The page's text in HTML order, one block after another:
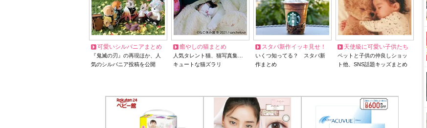
可愛いシルバニアまとめ
『鬼滅の刃』の再現ほか、人
気のシルバニア投稿を公開
癒やしの猫まとめ
人気タレント猫、猫写真集…
キュートな猫ズラリ
スタバ新作イッキ見せ！
いくつ知ってる？ スタバ新
作まとめ
天使級に可愛い子供たち
ペットと子供の仲良しショッ
ト他、SNS話題キッズまとめ